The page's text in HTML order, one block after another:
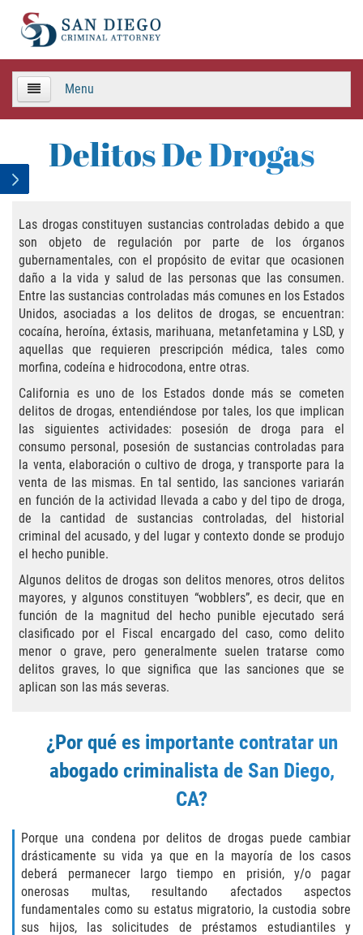
Menu
APPEALS
Areas de Practica
Asalto y Agresión
Agresión Agravada
Agresión Contra un Agente del Orden
Público
Asalto Contra Un Funcionario Público
Asalto con Arma Mortal
Asalto Con Químicos Cáusticos
Asalto Simple
Asuntos posteriores a la condena
Anulando o Rechazando una Condena
Certificado de Rehabilitación
Eliminación de Antecedentes Penales
Libertad Condicional Bajo Palabra
Sello de Registros de Arresto
Violación de la Libertad Condicional
Chocar y Huir
Delitos De Armas
Delitos De Drogas
Las drogas constituyen sustancias controladas debido a que
son objeto de regulación por parte de los órganos
gubernamentales, con el propósito de evitar que ocasionen
daño a la vida y salud de las personas que las consumen.
Entre las sustancias controladas más comunes en los Estados
Unidos, asociadas a los delitos de drogas, se encuentran:
cocaína, heroína, éxtasis, marihuana, metanfetamina y LSD, y
aquellas que requieren prescripción médica, tales como
morfina, codeína e hidrocodona, entre otras.
California es uno de los Estados donde más se cometen
delitos de drogas, entendiéndose por tales, los que implican
las siguientes actividades: posesión de droga para el
consumo personal, posesión de sustancias controladas para
la venta, elaboración o cultivo de droga, y transporte para la
venta de las mismas. En tal sentido, las sanciones variarán
en función de la actividad llevada a cabo y del tipo de droga,
de la cantidad de sustancias controladas, del historial
criminal del acusado, y del lugar y contexto donde se produjo
el hecho punible.
Algunos delitos de drogas son delitos menores, otros delitos
mayores, y algunos constituyen “wobblers”, es decir, que en
función de la magnitud del hecho punible ejecutado será
clasificado por el Fiscal encargado del caso, como delito
menor o grave, pero generalmente suelen tratarse como
delitos graves, lo que significa que las sanciones que se
aplican son las más severas.
¿Por qué es importante contratar un
abogado criminalista de San Diego,
CA?
Porque una condena por delitos de drogas puede cambiar
drásticamente su vida ya que en la mayoría de los casos
deberá permanecer largo tiempo en prisión, y/o pagar
onerosas multas, resultando afectados aspectos
fundamentales como su estatus migratorio, la custodia sobre
sus hijos, las solicitudes de préstamos estudiantiles y